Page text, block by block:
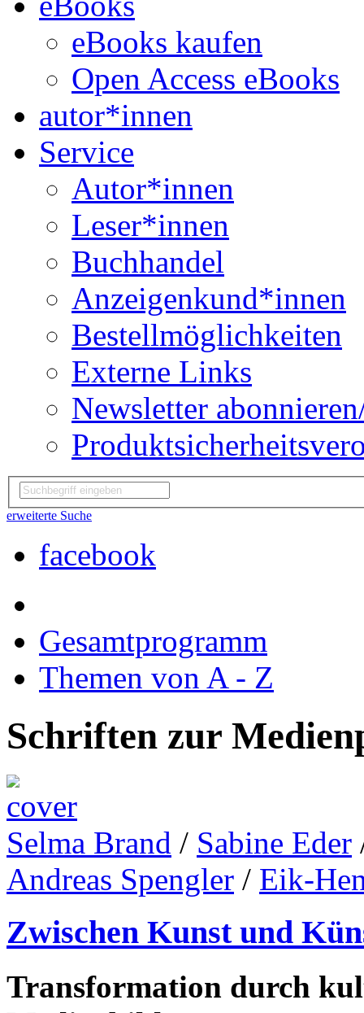
eBooks kaufen
Open Access eBooks
autor*innen
Service
Autor*innen
Leser*innen
Buchhandel
Anzeigenkund*innen
Bestellmöglichkeiten
Externe Links
Newsletter
erweiterte Suche
facebook
Gesamtprogramm
Themen von A - Z
Schriften zur
Selma Brand / Sabine Eder
Andreas Spengler / Eik-
Zwischen Kunst und
Transformation durch